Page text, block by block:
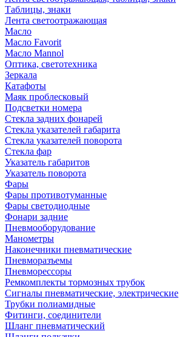
Таблицы, знаки
Лента светоотражающая
Масло
Масло Favorit
Масло Mannol
Оптика, светотехника
Зеркала
Катафоты
Маяк проблесковый
Подсветки номера
Стекла задних фонарей
Стекла указателей габарита
Стекла указателей поворота
Стекла фар
Указатель габаритов
Указатель поворота
Фары
Фары противотуманные
Фары светодиодные
Фонари задние
Пневмооборудование
Манометры
Наконечники пневматические
Пневморазъемы
Пневморессоры
Ремкомплекты тормозных трубок
Сигналы пневматические, электрические
Трубки полиамидные
Фитинги, соединители
Шланг пневматический